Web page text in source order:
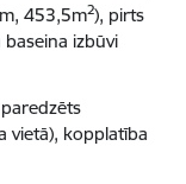
453,5m2), pirts
baseina izbūvi
vietā), kopplatība